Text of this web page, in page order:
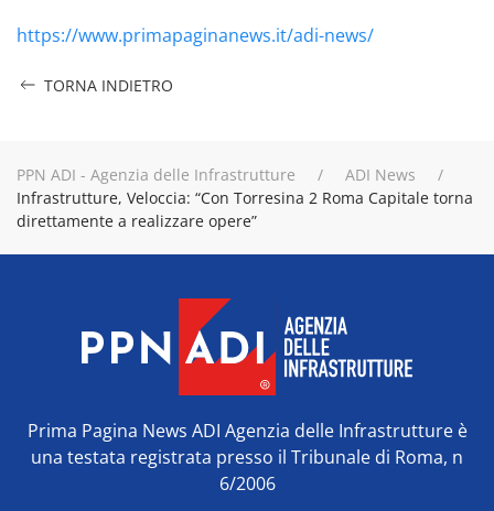
https://www.primapaginanews.it/adi-news/
TORNA INDIETRO
PPN ADI - Agenzia delle Infrastrutture
ADI News
Infrastrutture, Veloccia: “Con Torresina 2 Roma Capitale torna
direttamente a realizzare opere”
Prima Pagina News ADI Agenzia delle Infrastrutture è
una testata registrata presso il Tribunale di Roma, n
6/2006